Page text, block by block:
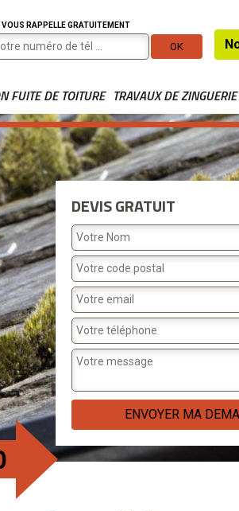
VOUS RAPPELLE GRATUITEMENT
FUITE DE TOITURE TRAVAUX DE ZINGUERIE
DEVIS GRATUIT